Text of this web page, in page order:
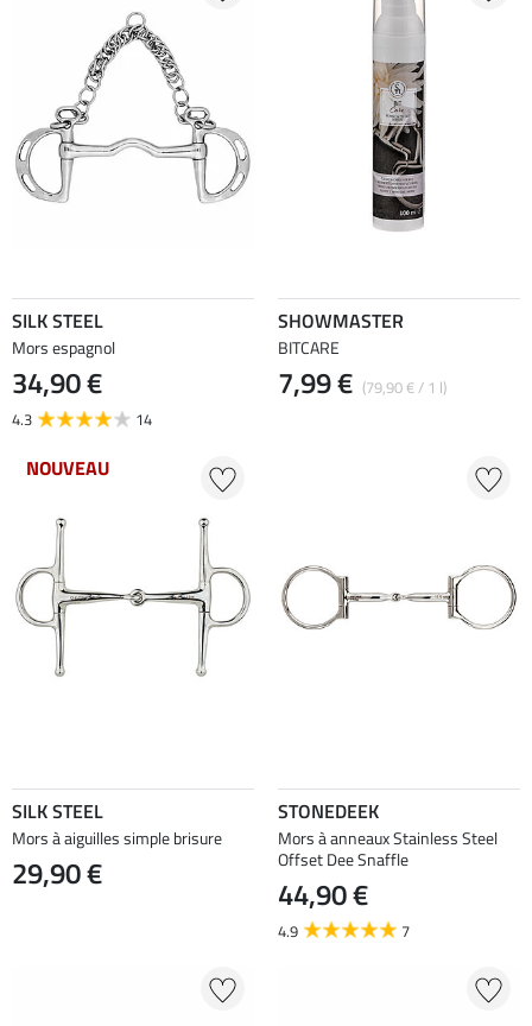
SILK STEEL
Mors espagnol
34,90 €
4.3 14
SHOWMASTER
BITCARE
7,99 € (79,90 € / 1 l)
NOUVEAU
SILK STEEL
Mors à aiguilles simple brisure
29,90 €
STONEDEEK
Mors à anneaux Stainless Steel
Offset Dee Snaffle
44,90 €
4.9 7